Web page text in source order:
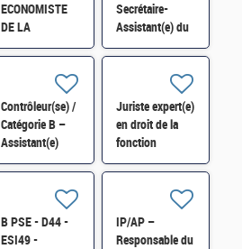
ECONOMISTE
DE LA
CONSTRUCTION
IMMOBILIER
H/F
Secrétaire-
Assistant(e) du
Chef du bureau
intérieure de
l'Union" - SEC
Contrôleur(se) /
Catégorie B –
Assistant(e)
administratif(ve)
SSI/DPN/DP6
H/F
Juriste expert(e)
en droit de la
fonction
publique –
professionnels
(2MOBI) H/F
B PSE - D44 -
ESI49 -
IP/AP –
Responsable du